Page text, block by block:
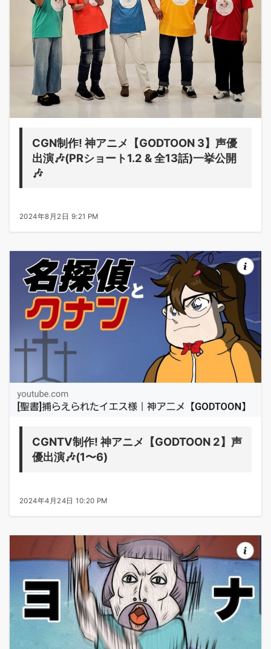
CGN制作! 神アニメ【GODTOON 3】声優
出演🎶(PRショート1.2 & 全13話)一挙公開
🎶
2024年8月2日 9:21 PM
CGNTV制作! 神アニメ【GODTOON 2】声
優出演🎶(1〜6)
2024年4月24日 10:20 PM